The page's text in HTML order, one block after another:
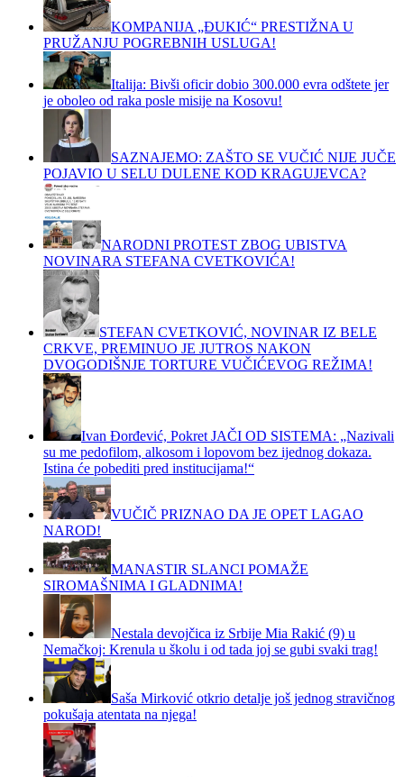
KOMPANIJA „ĐUKIĆ“ PRESTIŽNA U
PRUŽANJU POGREBNIH USLUGA!
Italija: Bivši oficir dobio 300.000 evra odštete jer
je oboleo od raka posle misije na Kosovu!
SAZNAJEMO: ZAŠTO SE VUČIĆ NIJE JUČE
POJAVIO U SELU DULENE KOD KRAGUJEVCA?
NARODNI PROTEST ZBOG UBISTVA
NOVINARA STEFANA CVETKOVIĆA!
STEFAN CVETKOVIĆ, NOVINAR IZ BELE
CRKVE, PREMINUO JE JUTROS NAKON
DVOGODIŠNJE TORTURE VUČIĆEVOG REŽIMA!
Ivan Đorđević, Pokret JAČI OD SISTEMA: „Nazivali
su me pedofilom, alkosom i lopovom bez ijednog dokaza.
Istina će pobediti pred institucijama!“
VUČIČ PRIZNAO DA JE OPET LAGAO
NAROD!
MANASTIR SLANCI POMAŽE
SIROMAŠNIMA I GLADNIMA!
Nestala devojčica iz Srbije Mia Rakić (9) u
Nemačkoj: Krenula u školu i od tada joj se gubi svaki trag!
Saša Mirković otkrio detalje još jednog stravičnog
pokušaja atentata na njega!